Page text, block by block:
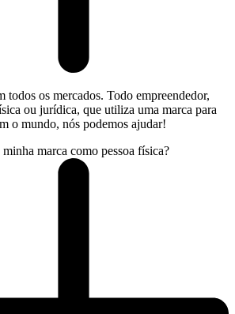
todos os mercados. Todo empreendedor,
ou jurídica, que utiliza uma marca para
o mundo, nós podemos ajudar!
minha marca como pessoa física?